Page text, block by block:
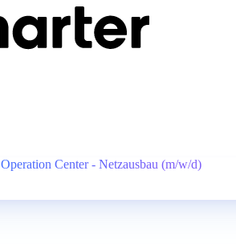
Center - Netzausbau (m/w/d)